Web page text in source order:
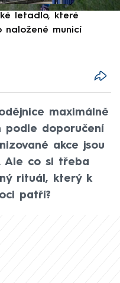
letadlo, které
naložené municí
maximálně
podle doporučení
akce jsou
Ale co si třeba
rituál, který k
patří?